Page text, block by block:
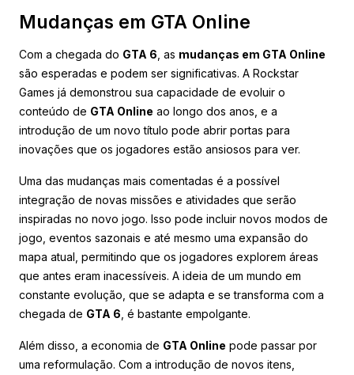
Mudanças em GTA Online
Com a chegada do GTA 6 , as mudanças em GTA Online
são esperadas e podem ser significativas. A Rockstar
Games já demonstrou sua capacidade de evoluir o
conteúdo de GTA Online ao longo dos anos, e a
introdução de um novo título pode abrir portas para
inovações que os jogadores estão ansiosos para ver.
Uma das mudanças mais comentadas é a possível
integração de novas missões e atividades que serão
inspiradas no novo jogo. Isso pode incluir novos modos de
jogo, eventos sazonais e até mesmo uma expansão do
mapa atual, permitindo que os jogadores explorem áreas
que antes eram inacessíveis. A ideia de um mundo em
constante evolução, que se adapta e se transforma com a
chegada de GTA 6 , é bastante empolgante.
Além disso, a economia de GTA Online pode passar por
uma reformulação. Com a introdução de novos itens,